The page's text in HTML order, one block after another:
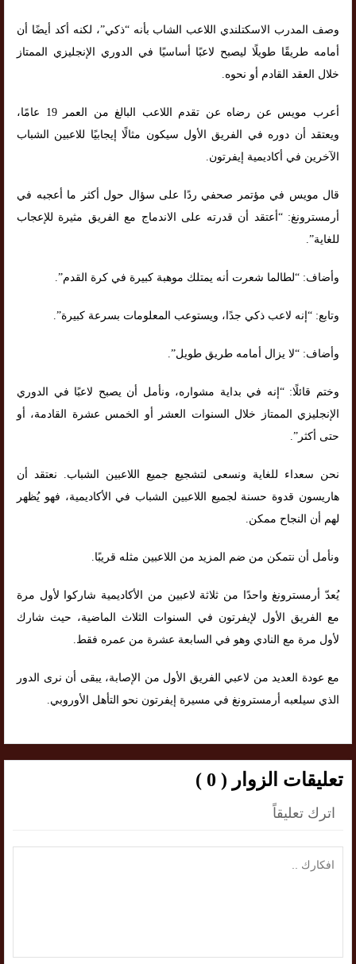
وصف المدرب الاسكتلندي اللاعب الشاب بأنه “ذكي”، لكنه أكد أيضًا أن
أمامه طريقًا طويلًا ليصبح لاعبًا أساسيًا في الدوري الإنجليزي الممتاز
خلال العقد القادم أو نحوه.
أعرب مويس عن رضاه عن تقدم اللاعب البالغ من العمر 19 عامًا،
ويعتقد أن دوره في الفريق الأول سيكون مثالًا إيجابيًا للاعبين الشباب
الآخرين في أكاديمية إيفرتون.
قال مويس في مؤتمر صحفي ردًا على سؤال حول أكثر ما أعجبه في
أرمسترونغ: “أعتقد أن قدرته على الاندماج مع الفريق مثيرة للإعجاب
للغاية”.
وأضاف: “لطالما شعرت أنه يمتلك موهبة كبيرة في كرة القدم”.
وتابع: “إنه لاعب ذكي جدًا، ويستوعب المعلومات بسرعة كبيرة”.
وأضاف: “لا يزال أمامه طريق طويل”.
وختم قائلًا: “إنه في بداية مشواره، ونأمل أن يصبح لاعبًا في الدوري
الإنجليزي الممتاز خلال السنوات العشر أو الخمس عشرة القادمة، أو
حتى أكثر”.
نحن سعداء للغاية ونسعى لتشجيع جميع اللاعبين الشباب. نعتقد أن
هاريسون قدوة حسنة لجميع اللاعبين الشباب في الأكاديمية، فهو يُظهر
لهم أن النجاح ممكن.
ونأمل أن نتمكن من ضم المزيد من اللاعبين مثله قريبًا.
يُعدّ أرمسترونغ واحدًا من ثلاثة لاعبين من الأكاديمية شاركوا لأول مرة
مع الفريق الأول لإيفرتون في السنوات الثلاث الماضية، حيث شارك
لأول مرة مع النادي وهو في السابعة عشرة من عمره فقط.
مع عودة العديد من لاعبي الفريق الأول من الإصابة، يبقى أن نرى الدور
الذي سيلعبه أرمسترونغ في مسيرة إيفرتون نحو التأهل الأوروبي.
تعليقات الزوار ( 0 )
اترك تعليقاً